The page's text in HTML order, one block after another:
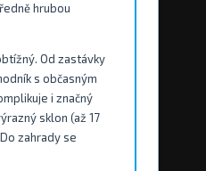
hrubou
Od zastávky
s občasným
i značný
sklon (až 17
zahrady se